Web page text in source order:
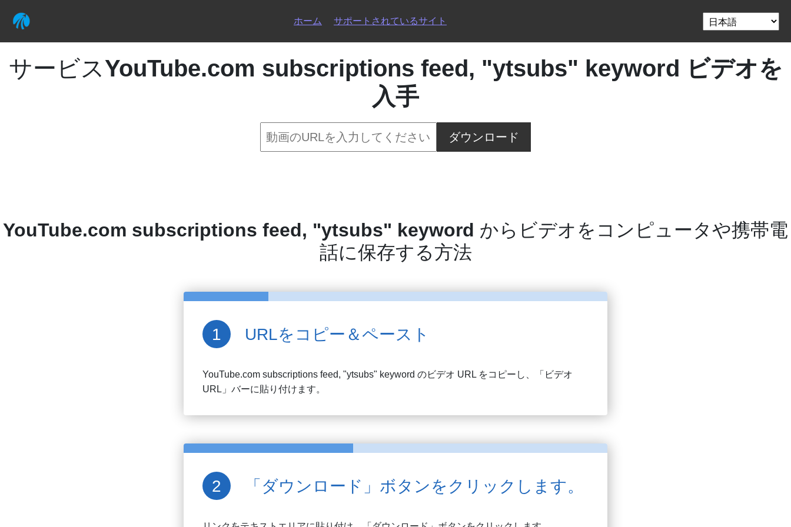
ホーム サポートされているサイト
サービスYouTube.com subscriptions feed, "ytsubs" keyword ビデオを
入手
ダウンロード
YouTube.com subscriptions feed, "ytsubs" keyword からビデオをコンピュータや携帯電
話に保存する方法
URLをコピー＆ペースト
YouTube.com subscriptions feed, "ytsubs" keyword のビデオ URL をコピーし、「ビデオ
URL」バーに貼り付けます。
「ダウンロード」ボタンをクリックします。